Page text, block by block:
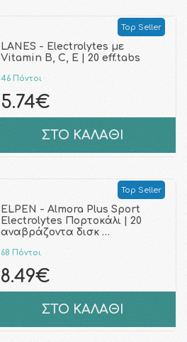
Top Seller
LANES - Electrolytes με
Vitamin B, C, E | 20 eff.tabs
46 Πόντοι
5.74€
ΣΤΟ ΚΑΛΑΘΙ
Top Seller
ELPEN - Almora Plus Sport
Electrolytes Πορτοκάλι | 20
αναβράζοντα δισκ …
68 Πόντοι
8.49€
ΣΤΟ ΚΑΛΑΘΙ